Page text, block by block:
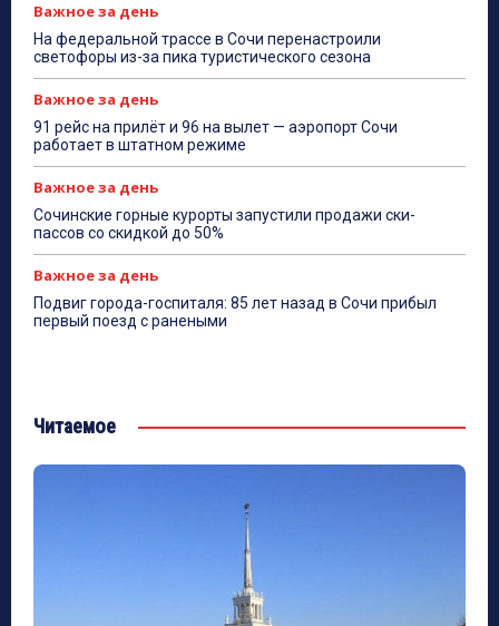
Важное за день
На федеральной трассе в Сочи перенастроили
светофоры из-за пика туристического сезона
Важное за день
91 рейс на прилёт и 96 на вылет — аэропорт Сочи
работает в штатном режиме
Важное за день
Сочинские горные курорты запустили продажи ски-
пассов со скидкой до 50%
Важное за день
Подвиг города-госпиталя: 85 лет назад в Сочи прибыл
первый поезд с ранеными
Читаемое